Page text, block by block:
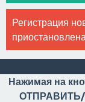
Регистрация
Нажимая на
ОТПРАВИТЬ/